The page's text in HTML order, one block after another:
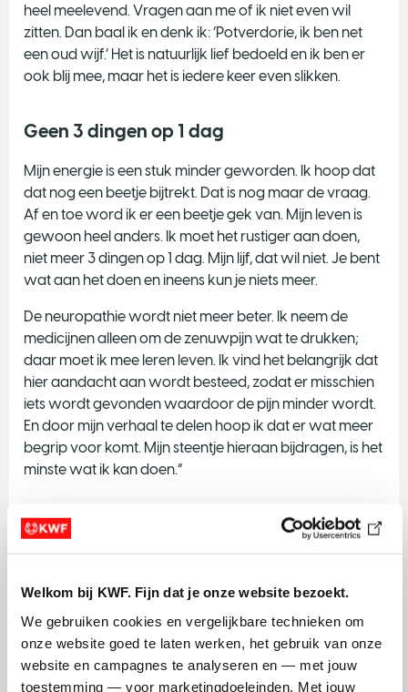
Welkom bij KWF. Fijn dat je onze website bezoekt.
We gebruiken cookies en vergelijkbare technieken om
onze website goed te laten werken, het gebruik van onze
website en campagnes te analyseren en — met jouw
toestemming — voor marketingdoeleinden. Met jouw
heel meelevend. Vragen aan me of ik niet even wil
zitten. Dan baal ik en denk ik: ‘Potverdorie, ik ben net
een oud wijf.’ Het is natuurlijk lief bedoeld en ik ben er
ook blij mee, maar het is iedere keer even slikken.
Geen 3 dingen op 1 dag
Mijn energie is een stuk minder geworden. Ik hoop dat
dat nog een beetje bijtrekt. Dat is nog maar de vraag.
Af en toe word ik er een beetje gek van. Mijn leven is
gewoon heel anders. Ik moet het rustiger aan doen,
niet meer 3 dingen op 1 dag. Mijn lijf, dat wil niet. Je bent
wat aan het doen en ineens kun je niets meer.
De neuropathie wordt niet meer beter. Ik neem de
medicijnen alleen om de zenuwpijn wat te drukken;
daar moet ik mee leren leven. Ik vind het belangrijk dat
hier aandacht aan wordt besteed, zodat er misschien
iets wordt gevonden waardoor de pijn minder wordt.
En door mijn verhaal te delen hoop ik dat er wat meer
begrip voor komt. Mijn steentje hieraan bijdragen, is het
minste wat ik kan doen.”
Neuropathie en zenuwpijn: wat is het?
meer. Dit kan komen door chemotherapie. Door
Meestal beginnen deze in de vingertoppen en tenen,
maar ze kunnen ook overgaan naar de handen,
voeten, armen en benen. Klachten die je kunt krijgen: